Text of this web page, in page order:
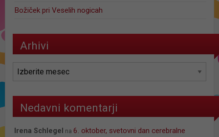
Božiček pri Veselih nogicah
Arhivi
Arhivi
Nedavni komentarji
Irena Schlegel na6. oktober, svetovni dan cerebralne